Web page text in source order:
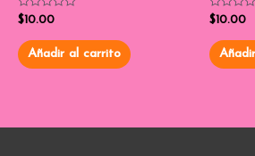
Valorado
con
de
5
$10.00
Añadir al carrito
Valorado
con
de
5
$10.00